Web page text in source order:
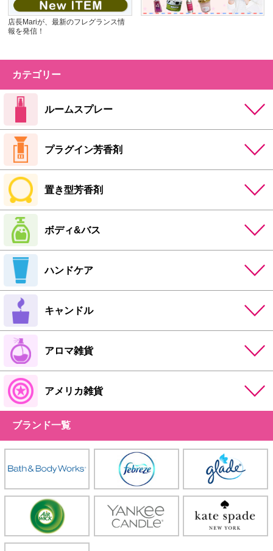
店長Mariが、最新のフレグランス情
報を発信！
カテゴリー
ルームスプレー
プラグイン芳香剤
置き型芳香剤
ボディ&バス
ハンドケア
キャンドル
アロマ雑貨
アメリカ雑貨
ブランド一覧